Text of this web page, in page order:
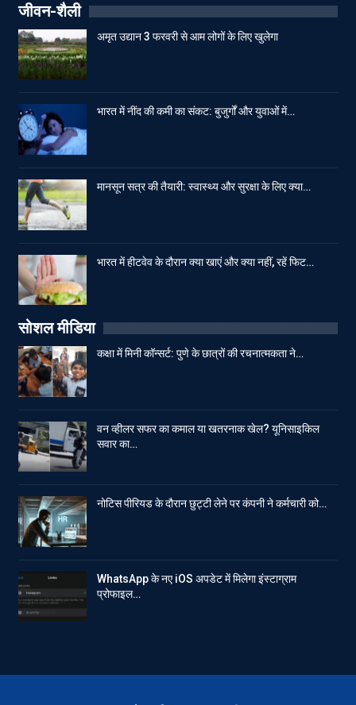
जीवन-शैली
अमृत उद्यान 3 फरवरी से आम लोगों के लिए खुलेगा
भारत में नींद की कमी का संकट: बुजुर्गों और युवाओं में…
मानसून सत्र की तैयारी: स्वास्थ्य और सुरक्षा के लिए क्या…
भारत में हीटवेव के दौरान क्या खाएं और क्या नहीं, रहें फिट…
सोशल मीडिया
कक्षा में मिनी कॉन्सर्ट: पुणे के छात्रों की रचनात्मकता ने…
वन व्हीलर सफर का कमाल या खतरनाक खेल? यूनिसाइकिल
सवार का…
नोटिस पीरियड के दौरान छुट्टी लेने पर कंपनी ने कर्मचारी को…
WhatsApp के नए iOS अपडेट में मिलेगा इंस्टाग्राम
प्रोफाइल…